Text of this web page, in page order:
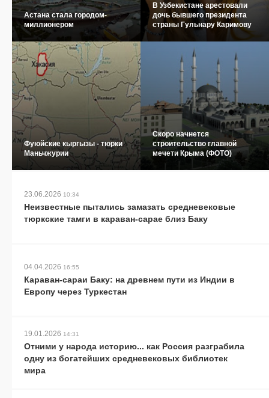
Астана стала городом-
миллионером
В Узбекистане арестовали
дочь бывшего президента
страны Гульнару Каримову
Фуюйские кыргызы - тюрки
Маньчжурии
Скоро начнется
строительство главной
мечети Крыма (ФОТО)
23.06.2026 10:34
Неизвестные пытались замазать средневековые
тюркские тамги в караван-сарае близ Баку
04.04.2026 16:55
Караван-сараи Баку: на древнем пути из Индии в
Европу через Туркестан
19.01.2026 14:31
Отними у народа историю... как Россия разграбила
одну из богатейших средневековых библиотек
мира